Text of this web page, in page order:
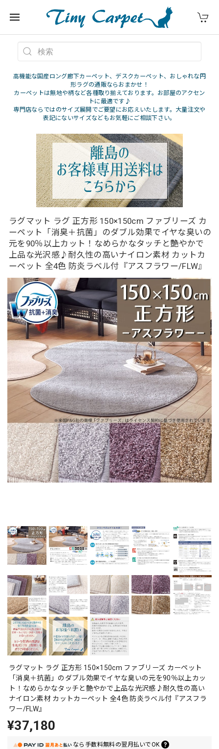
高機能な国産ロング廊下カーペット、デスクカーペット、おしゃれな円
形ラグの通販ならおまかせ！
カーペットは無地や柄など各種取り揃えております。お部屋のアクセン
トに最適です♪
専門店ならではのサイズ展開でご要望にお応えいたします。大量注文や
表記にないサイズなどもお気軽にご相談下さい。
ラグマット ラグ 正方形 150×150cm ファブリーズ カ
ーペット「消臭＋抗菌」のダブル効果でイヤな臭いの
元を90％以上カット！なめらかなタッチと艶やかで
上品な光沢感♪耐久性の高いナイロン素材 カットカ
ーペット 全4色 防炎ラベル付『アスフラワー/FLW』
ラグマット ラグ 正方形 150×150cm ファブリーズ カーペット
「消臭＋抗菌」のダブル効果でイヤな臭いの元を90％以上カッ
ト！なめらかなタッチと艶やかで上品な光沢感♪耐久性の高い
ナイロン素材 カットカーペット 全4色 防炎ラベル付『アスフラ
ワー/FLW』
¥37,180
なら 手数料無料の翌月払いでOK